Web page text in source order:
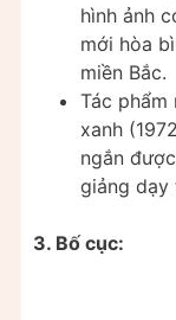
hình ảnh
mới hòa
miền Bắc.
Tác
xanh
ngắn
giảng dạy
3. Bố cục: